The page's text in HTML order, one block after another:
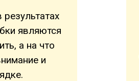
являются
а на что
и